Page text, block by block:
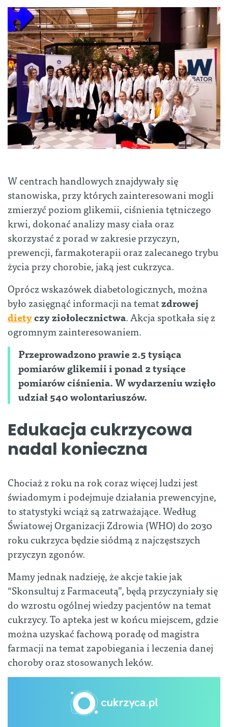
W centrach handlowych znajdywały się
stanowiska, przy których zainteresowani mogli
zmierzyć poziom glikemii, ciśnienia tętniczego
krwi, dokonać analizy masy ciała oraz
skorzystać z porad w zakresie przyczyn,
prewencji, farmakoterapii oraz zalecanego trybu
życia przy chorobie, jaką jest cukrzyca.
Oprócz wskazówek diabetologicznych, można
było zasięgnąć informacji na tematzdrowej
dietyczy ziołolecznictwa. Akcja spotkała się z
ogromnym zainteresowaniem.
Przeprowadzono prawie 2.5 tysiąca
pomiarów glikemii i ponad 2 tysiące
pomiarów ciśnienia. W wydarzeniu wzięło
udział 540 wolontariuszów.
Edukacja cukrzycowa
nadal konieczna
Chociaż z roku na rok coraz więcej ludzi jest
świadomym i podejmuje działania prewencyjne,
to statystyki wciąż są zatrważające. Według
Światowej Organizacji Zdrowia (WHO) do 2030
roku cukrzyca będzie siódmą z najczęstszych
przyczyn zgonów.
Mamy jednak nadzieję, że akcje takie jak
“Skonsultuj z Farmaceutą”, będą przyczyniały się
do wzrostu ogólnej wiedzy pacjentów na temat
cukrzycy. To apteka jest w końcu miejscem, gdzie
można uzyskać fachową poradę od magistra
farmacji na temat zapobiegania i leczenia danej
choroby oraz stosowanych leków.